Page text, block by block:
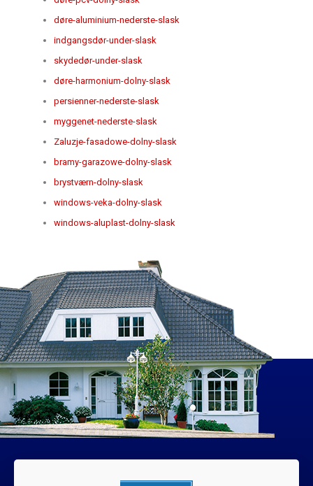
døre-aluminium-nederste-slask
indgangsdør-under-slask
skydedør-under-slask
døre-harmonium-dolny-slask
persienner-nederste-slask
myggenet-nederste-slask
Zaluzje-fasadowe-dolny-slask
bramy-garazowe-dolny-slask
brystværn-dolny-slask
windows-veka-dolny-slask
windows-aluplast-dolny-slask